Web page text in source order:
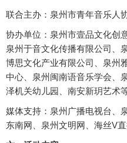
联合主办：泉州市青年音乐人
协办单位：泉州市壹品文化创
泉州于音文化传播有限公司、
博思文化产业有限公司、泉州
中心、泉州闽南语音乐学会、
泽机关幼儿园、南安新玥艺术
媒体支持：泉州广播电视台、
东南网、泉州文明网、海丝V